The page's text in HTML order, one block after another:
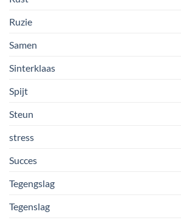
Ruzie
Samen
Sinterklaas
Spijt
Steun
stress
Succes
Tegengslag
Tegenslag